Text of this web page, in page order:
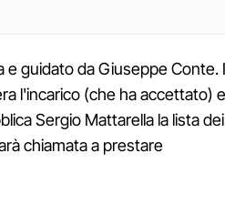
e guidato da Giuseppe Conte.
l'incarico (che ha accettato) e
Sergio Mattarella la lista dei
chiamata a prestare